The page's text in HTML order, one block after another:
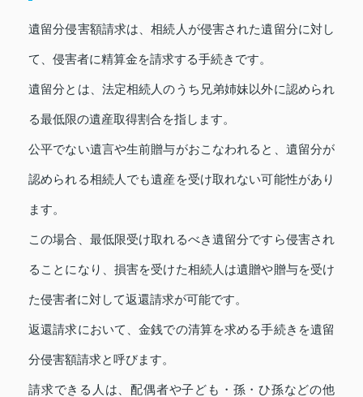
遺留分侵害額請求は、相続人が侵害された遺留分に対し
て、侵害者に精算金を請求する手続きです。
遺留分とは、法定相続人のうち兄弟姉妹以外に認められ
る最低限の遺産取得割合を指します。
公平でない遺言や生前贈与がおこなわれると、遺留分が
認められる相続人でも遺産を受け取れない可能性があり
ます。
この場合、最低限受け取れるべき遺留分ですら侵害され
ることになり、損害を受けた相続人は遺贈や贈与を受け
た侵害者に対して返還請求が可能です。
返還請求において、金銭での清算を求める手続きを遺留
分侵害額請求と呼びます。
請求できる人は、配偶者や子ども・孫・ひ孫などの他